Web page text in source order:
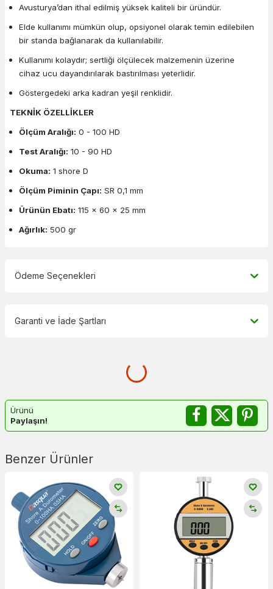
Avusturya’dan ithal edilmiş yüksek kaliteli bir üründür.
Elde kullanımı mümkün olup, opsiyonel olarak temin edilebilen
bir standa bağlanarak da kullanılabilir.
Kullanımı kolaydır; sertliği ölçülecek malzemenin üzerine
cihaz ucu dayandırılarak bastırılması yeterlidir.
Göstergedeki arka kadran yeşil renklidir.
TEKNİK ÖZELLİKLER
Ölçüm Aralığı: 0 - 100 HD
Test Aralığı: 10 - 90 HD
Okuma: 1 shore D
Ölçüm Piminin Çapı: SR 0,1 mm
Ürünün Ebatı: 115 x 60 x 25 mm
Ağırlık: 500 gr
Ödeme Seçenekleri
Garanti ve İade Şartları
Ürünü
Paylaşın!
Benzer Ürünler